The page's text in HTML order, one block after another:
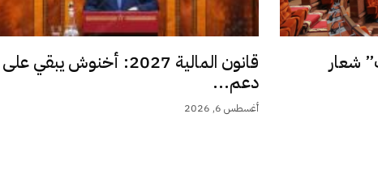
شعار قانون المالية 2027: أخنوش يبقي على
دعم...
أغسطس 6, 2026